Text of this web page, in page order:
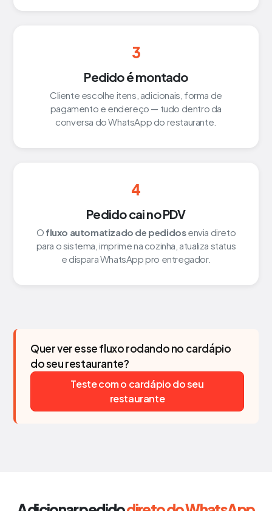
3
Pedido é montado
Cliente escolhe itens, adicionais, forma de
pagamento e endereço — tudo dentro da
conversa do WhatsApp do restaurante.
4
Pedido cai no PDV
O fluxo automatizado de pedidosenvia direto
para o sistema, imprime na cozinha, atualiza status
e dispara WhatsApp pro entregador.
Quer ver esse fluxo rodando no cardápio
do seu restaurante?
Teste com o cardápio do seu
restaurante